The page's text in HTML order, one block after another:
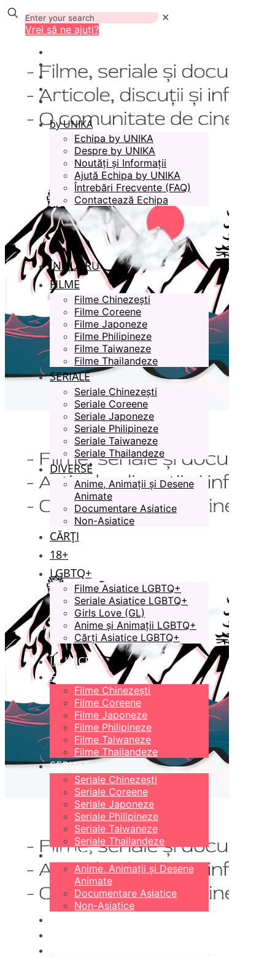
✕
Vrei să ne ajuți?
by UNIKA
Echipa by UNIKA
Despre by UNIKA
Noutăți și Informații
Ajută Echipa by UNIKA
Întrebări Frecvente (FAQ)
Contactează Echipa
ÎN LUCRU
FILME
Filme Chinezești
Filme Coreene
Filme Japoneze
Filme Philipineze
Filme Taiwaneze
Filme Thailandeze
SERIALE
Seriale Chinezești
Seriale Coreene
Seriale Japoneze
Seriale Philipineze
Seriale Taiwaneze
Seriale Thailandeze
DIVERSE
Anime, Animații și Desene
Animate
Documentare Asiatice
Non-Asiatice
CĂRȚI
18+
LGBTQ+
Filme Asiatice LGBTQ+
Seriale Asiatice LGBTQ+
Girls Love (GL)
Anime și Animații LGBTQ+
Cărți Asiatice LGBTQ+
ÎN LUCRU
FILME
Filme Chinezești
Filme Coreene
Filme Japoneze
Filme Philipineze
Filme Taiwaneze
Filme Thailandeze
SERIALE
Seriale Chinezești
Seriale Coreene
Seriale Japoneze
Seriale Philipineze
Seriale Taiwaneze
Seriale Thailandeze
DIVERSE
Anime, Animații și Desene
Animate
Documentare Asiatice
Non-Asiatice